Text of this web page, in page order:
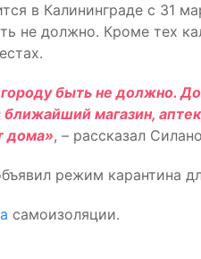
в Калининграде с 31
не должно. Кроме тех
быть не должно.
магазин,
дома», – рассказал
режим карантина
самоизоляции.